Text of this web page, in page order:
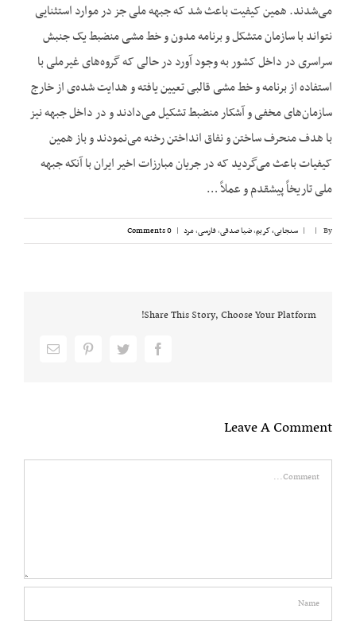
می‌‌شدند. همین کیفیت باعث شد که جبهه ملی جز در موارد استثنایی
نتواند با سازمان متشکل و برنامه مدون و خط‌‌ مشی منضبط یک جنبش
سراسری در داخل کشور به وجود آورد در حالی که گروه‌‌های غیرملی با
استفاده از برنامه و خط‌‌ مشی قالبی تعیین یافته و هدایت شده‌‌ی از خارج
سازمان‌‌های مخفی و آشکار منضبط تشکیل می‌‌دادند و در داخل جبهه نیز
با هدف منحرف ساختن و نفاق انداختن رخنه می‌‌نمودند و باز همین
کیفیات باعث می‌‌گردید که در جریان مبارزات اخیر ایران با آنکه جبهه
ملی تاریخاً پیشقدم و عملاً …
By
|
| سنجابی، کریم,ضیا صدقی,فارسی,مرد |
0 Comments
Share This Story, Choose Your Platform!
facebook
twitter
pinterest
Email
Leave A Comment
Comment